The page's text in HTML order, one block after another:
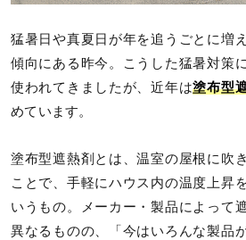
猛暑日や真夏日が年を追うごとに増
傾向にある昨今。こうした猛暑対策
使われてきましたが、近年は塗布型
めています。
塗布型遮熱剤とは、温室の屋根に吹
ことで、手軽にハウス内の温度上昇
いうもの。メーカー・製品によって
異なるものの、「今はいろんな製品